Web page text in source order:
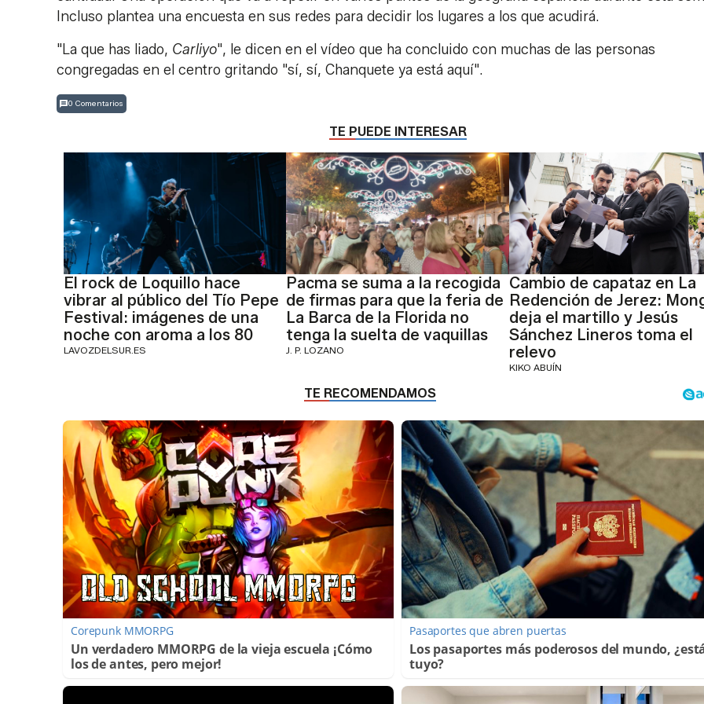
Incluso plantea una encuesta en sus redes para decidir los lugares a los que acudirá.
"La que has liado, Carliyo", le dicen en el vídeo que ha concluido con muchas de las personas
congregadas en el centro gritando "sí, sí, Chanquete ya está aquí".
0 Comentarios
TE PUEDE INTERESAR
El rock de Loquillo hace
vibrar al público del Tío Pepe
Festival: imágenes de una
noche con aroma a los 80
LAVOZDELSUR.ES
Pacma se suma a la recogida
de firmas para que la feria de
La Barca de la Florida no
tenga la suelta de vaquillas
J. P. LOZANO
Cambio de capataz en La
Redención de Jerez:
deja el martillo y Jesús
Sánchez Lineros toma el
relevo
KIKO ABUÍN
Corepunk MMORPG
Un verdadero MMORPG de la vieja escuela ¡Cómo
los de antes, pero mejor!
Pasaportes que abren puertas
Los pasaportes más poderosos del mundo,
tuyo?